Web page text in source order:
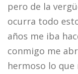
pero de la
ocurra todo
años me iba
conmigo me
hermoso lo